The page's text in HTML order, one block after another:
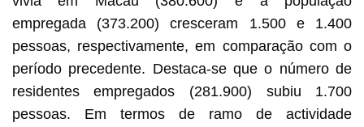
empregada (373.200) cresceram 1.500 e 1.400
pessoas, respectivamente, em comparação com o
período precedente. Destaca-se que o número de
residentes empregados (281.900) subiu 1.700
pessoas. Em termos de ramo de actividade